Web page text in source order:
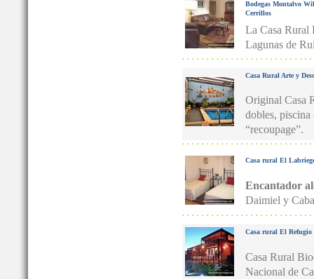
Bodegas Montalvo
Cerrillos
La Casa Rural
Lagunas de
Casa Rural Arte y
Original Casa
dobles,
“recoupage”.
Casa rural El
Encantador
Daimiel y
Casa rural El Refugio
Casa Rural
Nacional de